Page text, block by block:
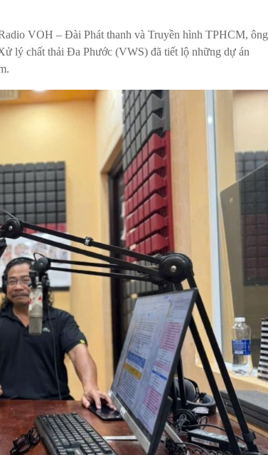
VOH – Đài Phát thanh và Truyền hình TPHCM, ông
lý chất thải Đa Phước (VWS) đã tiết lộ những dự án